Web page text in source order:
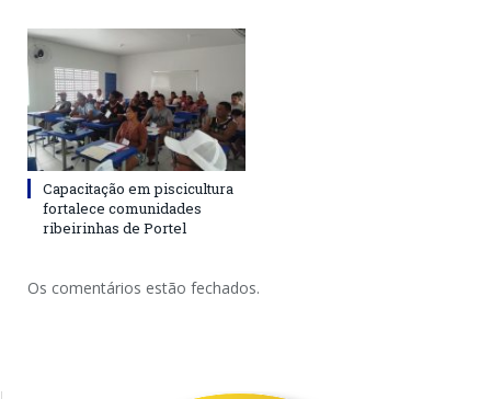
Capacitação em piscicultura
fortalece comunidades
ribeirinhas de Portel
Os comentários estão fechados.